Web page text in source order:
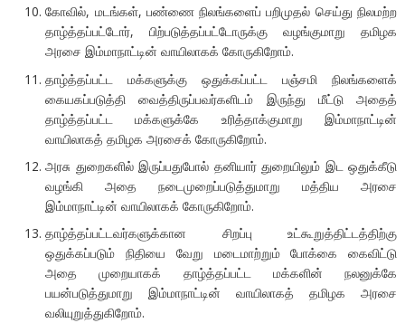
கோவில், மடங்கள், பண்ணை நிலங்களைப் பறிமுதல் செய்து நிலமற்ற
தாழ்த்தப்பட்டோர், பிற்படுத்தப்பட்டோருக்கு வழங்குமாறு தமிழக
அரசை இம்மாநாட்டின் வாயிலாகக் கோருகிறோம்.
தாழ்த்தப்பட்ட மக்களுக்கு ஒதுக்கப்பட்ட பஞ்சமி நிலங்களைக்
கையகப்படுத்தி வைத்திருப்பவர்களிடம் இருந்து மீட்டு அதைத்
தாழ்த்தப்பட்ட மக்களுக்கே உரித்தாக்குமாறு இம்மாநாட்டின்
வாயிலாகத் தமிழக அரசைக் கோருகிறோம்.
அரசு துறைகளில் இருப்பதுபோல் தனியார் துறையிலும் இட ஒதுக்கீடு
வழங்கி அதை நடைமுறைப்படுத்துமாறு மத்திய அரசை
இம்மாநாட்டின் வாயிலாகக் கோருகிறோம்.
தாழ்த்தப்பட்டவர்களுக்கான சிறப்பு உட்கூறுத்திட்டத்திற்கு
ஒதுக்கப்படும் நிதியை வேறு மடைமாற்றும் போக்கை கைவிட்டு
அதை முறையாகக் தாழ்த்தப்பட்ட மக்களின் நலனுக்கே
பயன்படுத்துமாறு இம்மாநாட்டின் வாயிலாகத் தமிழக அரசை
வலியுறுத்துகிறோம்.